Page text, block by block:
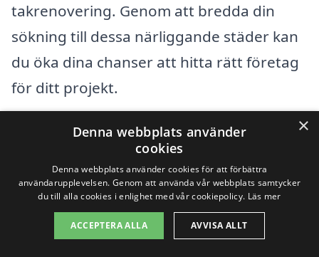
takrenovering. Genom att bredda din
sökning till dessa närliggande städer kan
du öka dina chanser att hitta rätt företag
för ditt projekt.
Några kringliggande städer där du kan
söka efter takrenoveringstjänster
inkluderar:
Lerum
×
Denna webbplats använder
cookies
Denna webbplats använder cookies för att förbättra
användarupplevelsen. Genom att använda vår webbplats samtycker
du till alla cookies i enlighet med vår cookiepolicy. Läs mer
ACCEPTERA ALLA AVVISA ALLT